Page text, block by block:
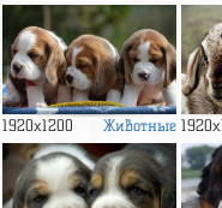
1920x1200 Животные